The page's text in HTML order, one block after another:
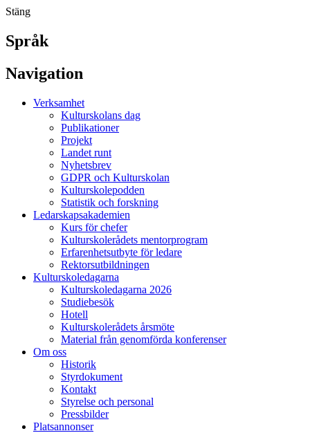
Stäng
Språk
Navigation
Verksamhet
Kulturskolans dag
Publikationer
Projekt
Landet runt
Nyhetsbrev
GDPR och Kulturskolan
Kulturskolepodden
Statistik och forskning
Ledarskapsakademien
Kurs för chefer
Kulturskolerådets mentorprogram
Erfarenhetsutbyte för ledare
Rektorsutbildningen
Kulturskoledagarna
Kulturskoledagarna 2026
Studiebesök
Hotell
Kulturskolerådets årsmöte
Material från genomförda konferenser
Om oss
Historik
Styrdokument
Kontakt
Styrelse och personal
Pressbilder
Platsannonser